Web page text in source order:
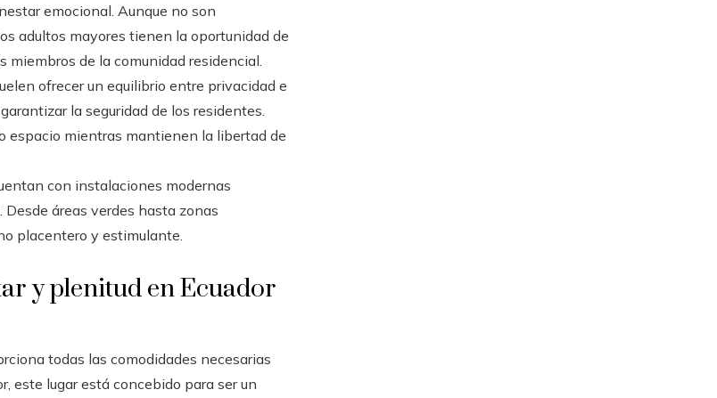
emocional. Aunque no son
adultos mayores tienen la oportunidad de
de la comunidad residencial.
ofrecer un equilibrio entre privacidad e
la seguridad de los residentes.
espacio mientras mantienen la libertad de
con instalaciones modernas
áreas verdes hasta zonas
placentero y estimulante.
y plenitud en Ecuador
todas las comodidades necesarias
este lugar está concebido para ser un